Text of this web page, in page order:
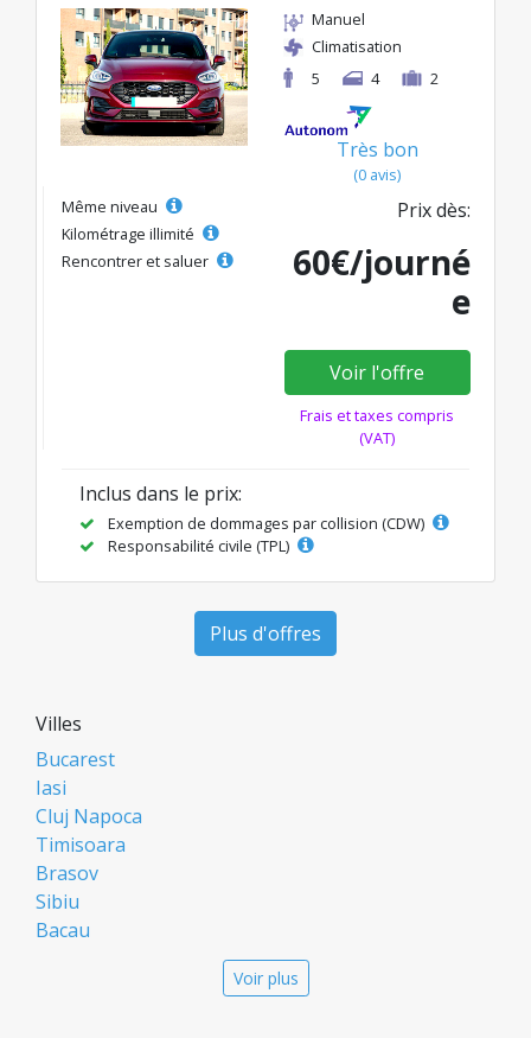
Manuel
Climatisation
5
4 2
Très bon
(0 avis)
Même niveau
Kilométrage illimité
Rencontrer et saluer
Prix dès:
60€/journé
e
Voir l'offre
Frais et taxes compris
(VAT)
Inclus dans le prix:
Exemption de dommages par collision (CDW)
Responsabilité civile (TPL)
Plus d'offres
Villes
Bucarest
Iasi
Cluj Napoca
Timisoara
Brasov
Sibiu
Bacau
Voir plus